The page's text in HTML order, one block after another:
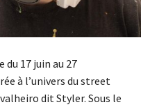
du 17 juin au 27
à l’univers du street
dit Styler. Sous le